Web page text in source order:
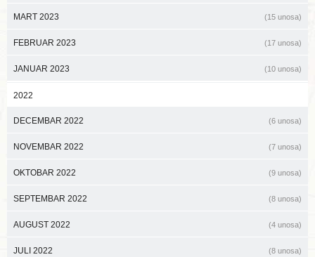
MART 2023 (15 unosa)
FEBRUAR 2023 (17 unosa)
JANUAR 2023 (10 unosa)
2022
DECEMBAR 2022 (6 unosa)
NOVEMBAR 2022 (7 unosa)
OKTOBAR 2022 (9 unosa)
SEPTEMBAR 2022 (8 unosa)
AUGUST 2022 (4 unosa)
JULI 2022 (8 unosa)